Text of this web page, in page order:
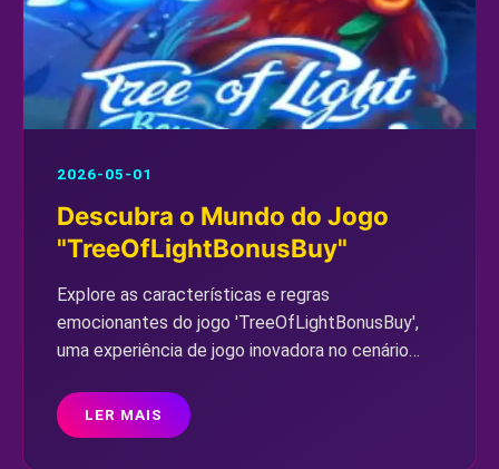
2026-05-01
Descubra o Mundo do Jogo
"TreeOfLightBonusBuy"
Explore as características e regras
emocionantes do jogo 'TreeOfLightBonusBuy',
uma experiência de jogo inovadora no cenário
LER MAIS